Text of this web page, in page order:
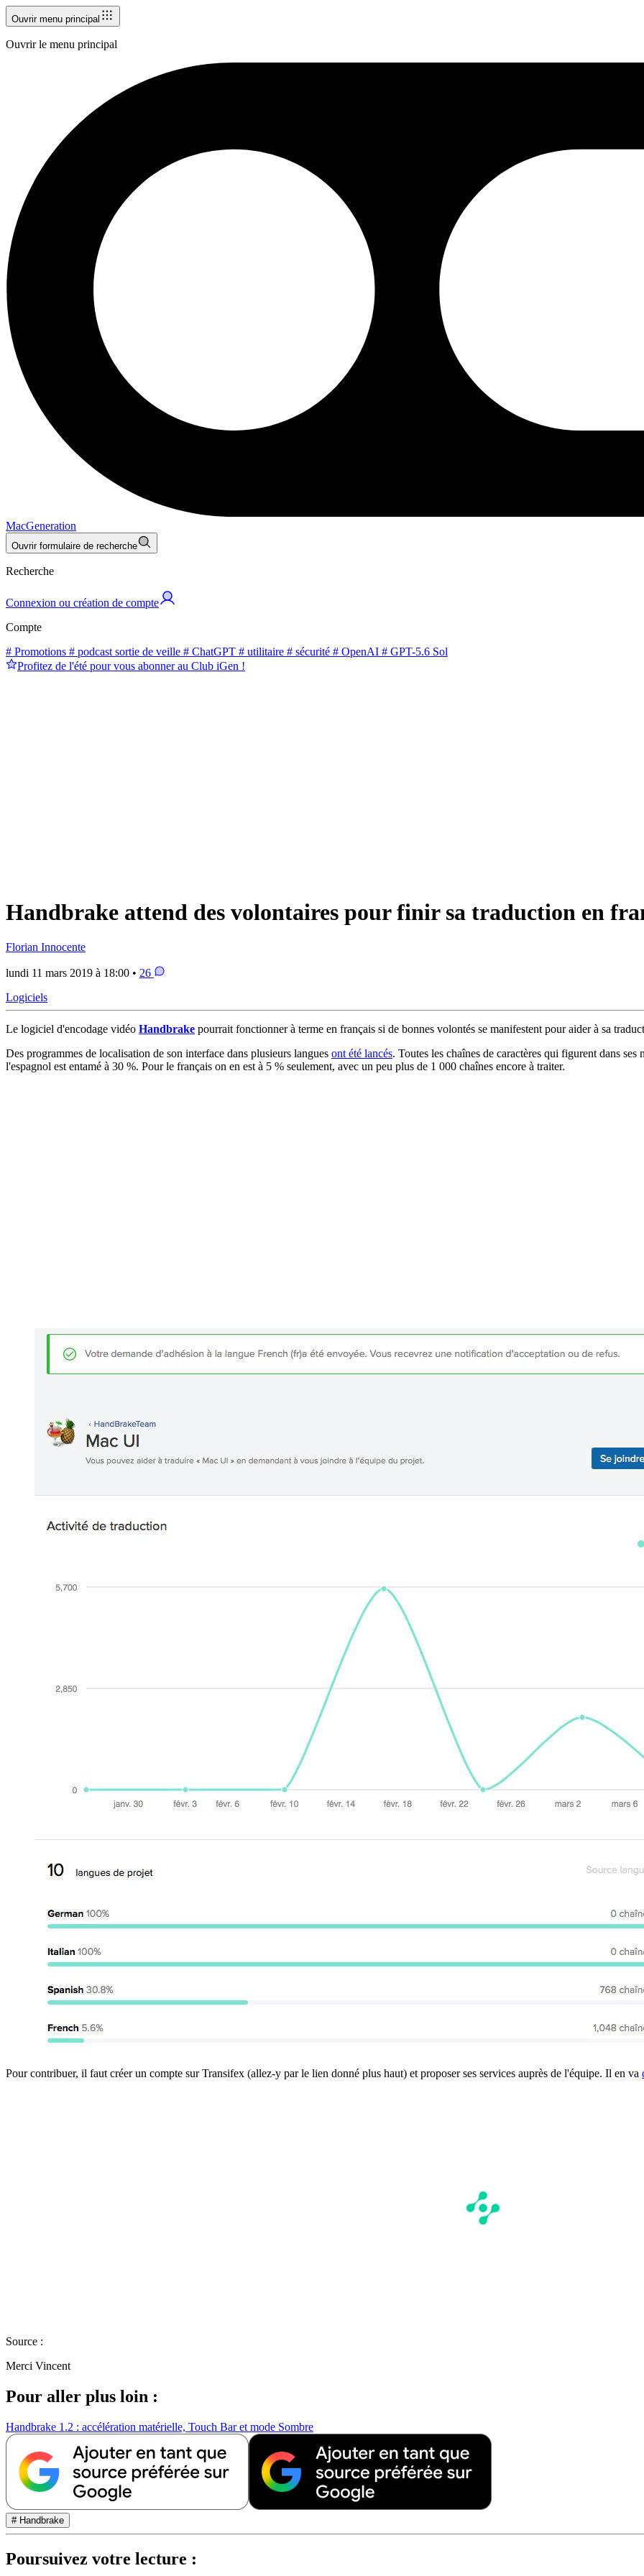
Ouvrir menu principal
Ouvrir le menu principal
MacGeneration
Ouvrir formulaire de recherche
Recherche
Connexion ou création de compte
Compte
# Promotions # podcast sortie de veille # ChatGPT # utilitaire # sécurité # OpenAI # GPT-5.6 Sol
Profitez de l'été pour vous abonner au Club iGen !
Handbrake attend des volontaires pour finir sa traduction en
Florian Innocente
lundi 11 mars 2019 à 18:00 • 26
Logiciels
Le logiciel d'encodage vidéo Handbrake pourrait fonctionner à terme en français si de bonnes volontés se manifestent pour aider à sa
Des programmes de localisation de son interface dans plusieurs langues ont été lancés. Toutes les chaînes de caractères qui figurent dans
l'espagnol est entamé à 30 %. Pour le français on en est à 5 % seulement, avec un peu plus de 1 000 chaînes encore à traiter.
Pour contribuer, il faut créer un compte sur Transifex (allez-y par le lien donné plus haut) et proposer ses services auprès de l'équipe. Il en va
Source :
Merci Vincent
Pour aller plus loin :
Handbrake 1.2 : accélération matérielle, Touch Bar et mode Sombre
# Handbrake
Poursuivez votre lecture :